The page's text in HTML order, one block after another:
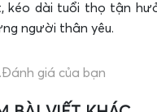
kéo dài tuổi thọ tận
người thân yêu.
.Đánh giá của bạn